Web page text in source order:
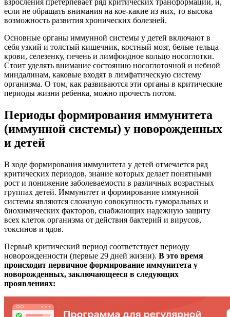
если не обращать внимания на кое-какие из них, то высока
возможность развития хронических болезней.
Основные органы иммунной системы у детей включают в
себя узкий и толстый кишечник, костный мозг, белые тельца
крови, селезенку, печень и лимфоидное кольцо носоглотки.
Стоит уделять внимание состоянию носоглоточной и небной
миндалинам, каковые входят в лимфатическую систему
организма. О том, как развиваются эти органы в критические
периоды жизни ребенка, можно прочесть потом.
Периоды формирования иммунитета
(иммунной системы) у новорожденных
и детей
В ходе формирования иммунитета у детей отмечается ряд
критических периодов, знание которых делает понятными
рост и понижение заболеваемости в различных возрастных
группах детей. Иммунитет и формирование иммунной
системы являются сложную совокупность гуморальных и
биохимических факторов, снабжающих надежную защиту
всех клеток организма от действия бактерий и вирусов,
токсинов и ядов.
Первый критический период соответствует периоду
новорожденности (первые 29 дней жизни). В это время
происходит первичное формирование иммунитета у
новорожденных, заключающееся в следующих
проявлениях: